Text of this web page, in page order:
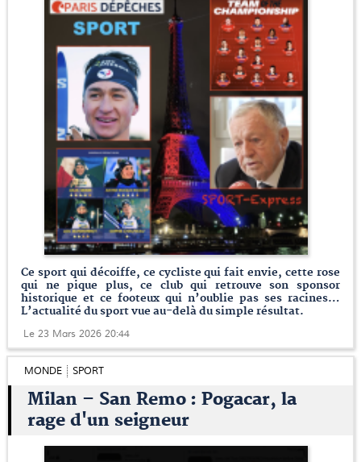
Ce sport qui décoiffe, ce cycliste qui fait envie, cette rose
qui ne pique plus, ce club qui retrouve son sponsor
historique et ce footeux qui n’oublie pas ses racines…
L’actualité du sport vue au-delà du simple résultat.
Le 23 Mars 2026 20:44
MONDE SPORT
Milan – San Remo : Pogacar, la
rage d'un seigneur